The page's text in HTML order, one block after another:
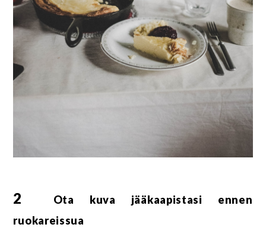
2 Ota kuva jääkaapistasi ennen
ruokareissua